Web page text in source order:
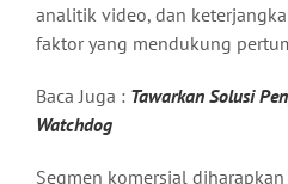
analitik video, dan
faktor yang mendukung
Baca Juga : Tawarkan Solusi
Watchdog
Segmen komersial